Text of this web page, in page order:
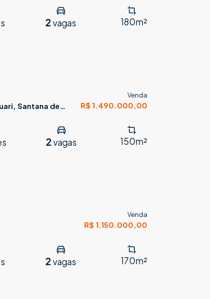
2 vagas 180m²
Santana de
Venda
R$ 1.490.000,00
2 vagas 150m²
Venda
R$ 1.150.000,00
2 vagas 170m²